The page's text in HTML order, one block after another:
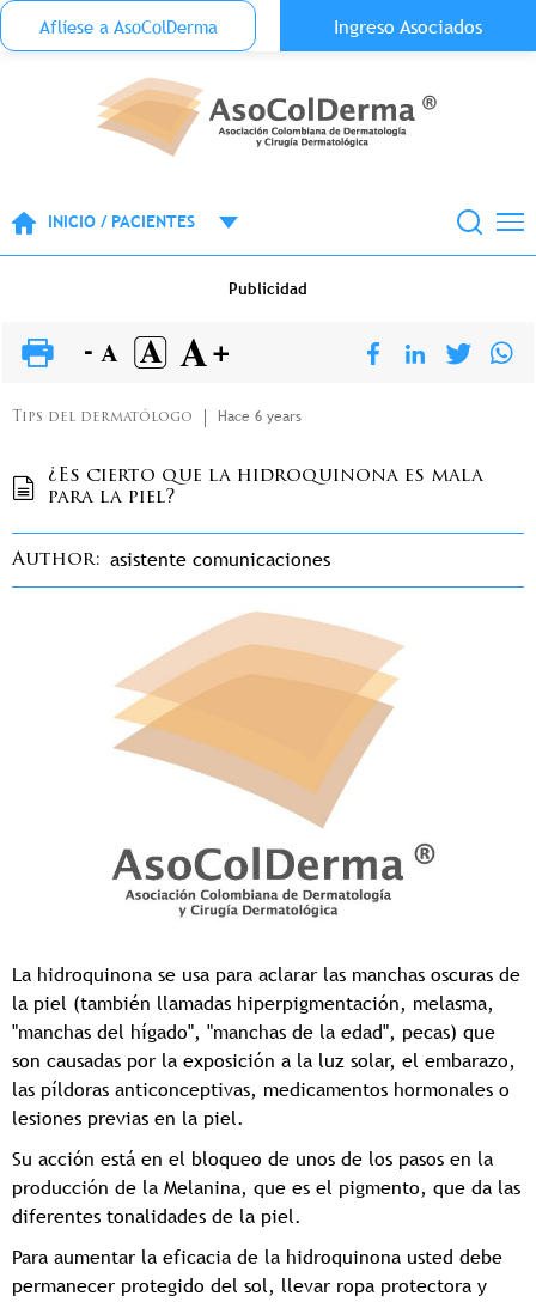
Pasar al contenido principal
Menu Top Anónimo
Aflíese a AsoColDerma Ingreso Asociados
INICIO / PACIENTES
Publicidad
Tips del dermatólogo Hace 6 years
¿Es cierto que la hidroquinona es mala
para la piel?
Author asistente comunicaciones
La hidroquinona se usa para aclarar las manchas oscuras de
la piel (también llamadas hiperpigmentación, melasma,
"manchas del hígado", "manchas de la edad", pecas) que
son causadas por la exposición a la luz solar, el embarazo,
las píldoras anticonceptivas, medicamentos hormonales o
lesiones previas en la piel.
Su acción está en el bloqueo de unos de los pasos en la
producción de la Melanina, que es el pigmento, que da las
diferentes tonalidades de la piel.
Para aumentar la eficacia de la hidroquinona usted debe
permanecer protegido del sol, llevar ropa protectora y